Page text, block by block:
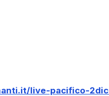
live-pacifico-